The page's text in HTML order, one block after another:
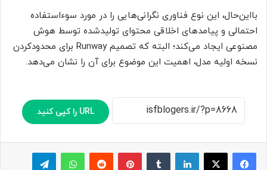
بااین‌حال، این نوع فناوری نگرانی‌هایی را در مورد سوء‌استفاده
احتمالی و پیامدهای اخلاقی محتوای تولید‌شده توسط هوش
مصنوعی ایجاد می‌کند؛ البته که تصمیم Runway برای محدود‌کردن
نسخه اولیه مدل، اهمیت این موضوع برای آن را نشان می‌دهد.
URL را کپی کنید
لینکدین پینترست ‫رددیت واتس آپ